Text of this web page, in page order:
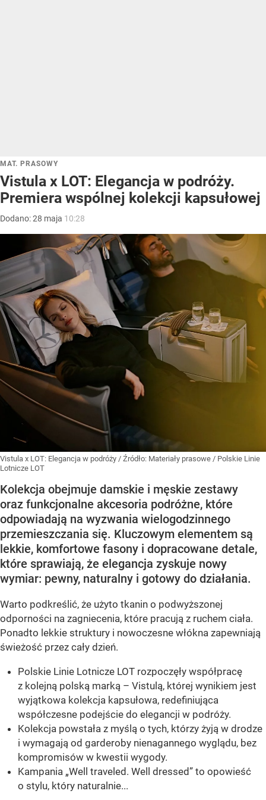
MAT. PRASOWY
Vistula x LOT: Elegancja w podróży.
Premiera wspólnej kolekcji kapsułowej
Dodano:28 maja 10:28
Vistula x LOT: Elegancja w podróży / Źródło: Materiały prasowe / Polskie Linie
Lotnicze LOT
Kolekcja obejmuje damskie i męskie zestawy
oraz funkcjonalne akcesoria podróżne, które
odpowiadają na wyzwania wielogodzinnego
przemieszczania się. Kluczowym elementem są
lekkie, komfortowe fasony i dopracowane detale,
które sprawiają, że elegancja zyskuje nowy
wymiar: pewny, naturalny i gotowy do działania.
Warto podkreślić, że użyto tkanin o podwyższonej
odporności na zagniecenia, które pracują z ruchem ciała.
Ponadto lekkie struktury i nowoczesne włókna zapewniają
świeżość przez cały dzień.
Polskie Linie Lotnicze LOT rozpoczęły współpracę
z kolejną polską marką – Vistulą, której wynikiem jest
wyjątkowa kolekcja kapsułowa, redefiniująca
współczesne podejście do elegancji w podróży.
Kolekcja powstała z myślą o tych, którzy żyją w drodze
i wymagają od garderoby nienagannego wyglądu, bez
kompromisów w kwestii wygody.
Kampania „Well traveled. Well dressed” to opowieść
o stylu, który naturalnie...